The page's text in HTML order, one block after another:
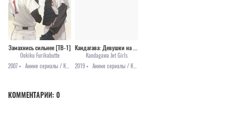
Замахнись сильнее [ТВ-1]
Ookiku Furikabutte
2007 •
Аниме сериалы / Комедия / Спорт
Кандагава: Девушки на гидроциклах [все серии]
Kandagawa Jet Girls
2019 •
Аниме сериалы / Комедия / Этти
КОММЕНТАРИИ: 0